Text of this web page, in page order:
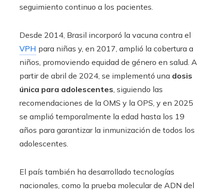
seguimiento continuo a los pacientes.
Desde 2014, Brasil incorporó la vacuna contra el
VPH para niñas y, en 2017, amplió la cobertura a
niños, promoviendo equidad de género en salud. A
partir de abril de 2024, se implementó una dosis
única para adolescentes , siguiendo las
recomendaciones de la OMS y la OPS, y en 2025
se amplió temporalmente la edad hasta los 19
años para garantizar la inmunización de todos los
adolescentes.
El país también ha desarrollado tecnologías
nacionales, como la prueba molecular de ADN del